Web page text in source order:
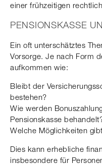
einer frühzeitigen
PENSIONSKASSE
Ein oft unterschätztes
Vorsorge. Je nach Form
aufkommen wie:
Bleibt der
bestehen?
Wie werden
Pensionskasse
Welche Möglichkeiten
Dies kann erhebliche
insbesondere für